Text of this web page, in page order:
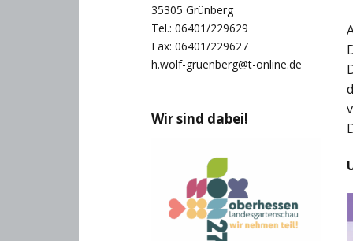
35305 Grünberg
Tel.: 06401/229629
Fax: 06401/229627
h.wolf-gruenberg@t-online.de
Wir sind dabei!